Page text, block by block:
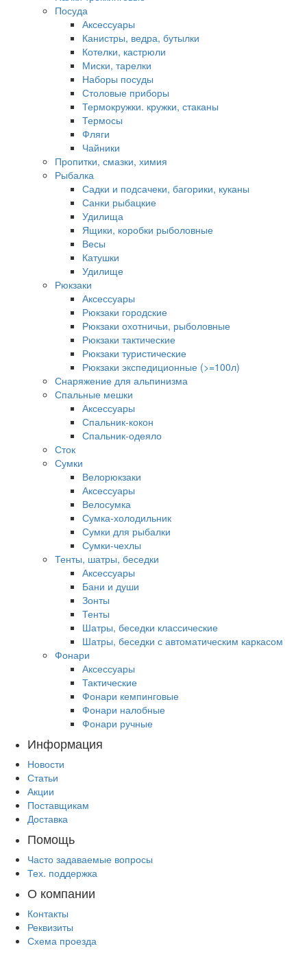
Посуда
Аксессуары
Канистры, ведра, бутылки
Котелки, кастрюли
Миски, тарелки
Наборы посуды
Столовые приборы
Термокружки. кружки, стаканы
Термосы
Фляги
Чайники
Пропитки, смазки, химия
Рыбалка
Садки и подсачеки, багорики, куканы
Санки рыбацкие
Удилища
Ящики, коробки рыболовные
Весы
Катушки
Удилище
Рюкзаки
Аксессуары
Рюкзаки городские
Рюкзаки охотничьи, рыболовные
Рюкзаки тактические
Рюкзаки туристические
Рюкзаки экспедиционные (>=100л)
Снаряжение для альпинизма
Спальные мешки
Аксессуары
Спальник-кокон
Спальник-одеяло
Сток
Сумки
Велорюкзаки
Аксессуары
Велосумка
Сумка-холодильник
Сумки для рыбалки
Сумки-чехлы
Тенты, шатры, беседки
Аксессуары
Бани и души
Зонты
Тенты
Шатры, беседки классические
Шатры, беседки с автоматическим каркасом
Фонари
Аксессуары
Тактические
Фонари кемпинговые
Фонари налобные
Фонари ручные
Информация
Новости
Статьи
Акции
Поставщикам
Доставка
Помощь
Часто задаваемые вопросы
Тех. поддержка
О компании
Контакты
Реквизиты
Схема проезда